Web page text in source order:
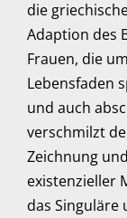
die
Adaption des
Frauen, die
Lebensfaden
und auch
verschmilzt
Zeichnung
existenzieller
das Singuläre